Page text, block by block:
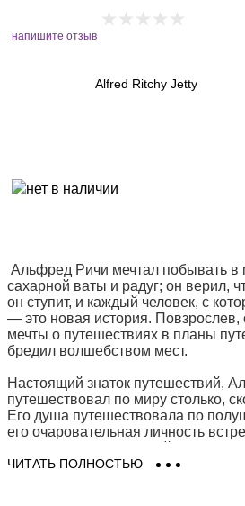
напишите отзыв
Alfred Ritchy Jetty
Альфред Ричи мечтал побывать в
сахарной ваты и радуг; он верил,
он ступит, и каждый человек, с
— это новая история. Повзрослев,
мечты о путешествиях в планы
бредил волшебством мест.
Настоящий знаток путешествий,
путешествовал по миру столько,
Его душа путешествовала по
его очаровательная личность
неземные выходки. Часто те, кто
ЧИТАТЬ ПОЛНОСТЬЮ